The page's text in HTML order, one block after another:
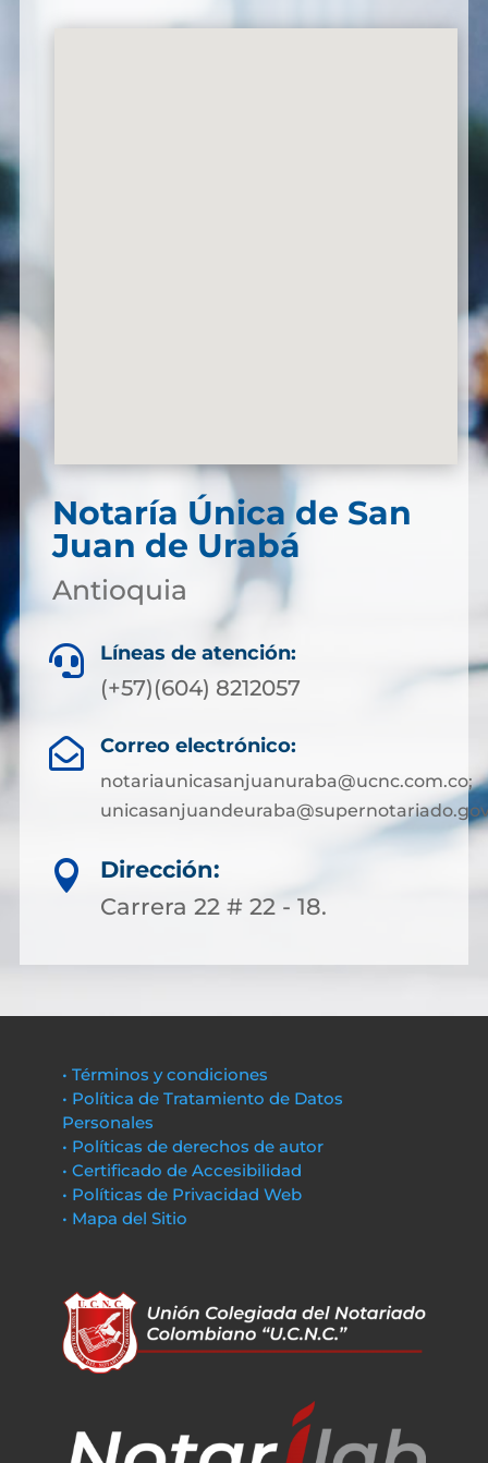
Notaría Única de San
Juan de Urabá
Antioquia
 Líneas de atención:
(+57)(604) 8212057
 Correo electrónico:
notariaunicasanjuanuraba@ucnc.com.co;

Dirección:
Carrera 22 # 22 - 18.
• Términos y condiciones
• Política de Tratamiento de Datos
Personales
• Políticas de derechos de autor
• Certificado de Accesibilidad
• Políticas de Privacidad Web
• Mapa del Sitio